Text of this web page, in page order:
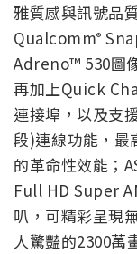
雅質感與訊號品
Qualcomm®
Adreno™ 530圖
再加上Quick
連接埠，以及支
段)連線功能，最
的革命性效能；
Full HD Super
叭，可精彩呈現
人驚豔的2300